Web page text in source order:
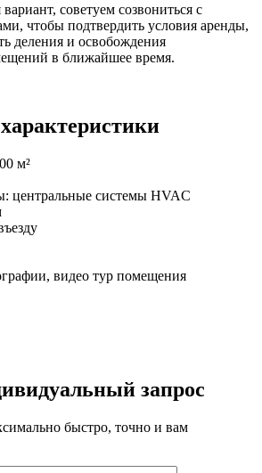
советуем созвониться с
чтобы подтвердить условия аренды,
деления и освобождения
в ближайшее время.
м²
центральные системы HVAC
видео тур помещения
запрос
быстро, точно и вам